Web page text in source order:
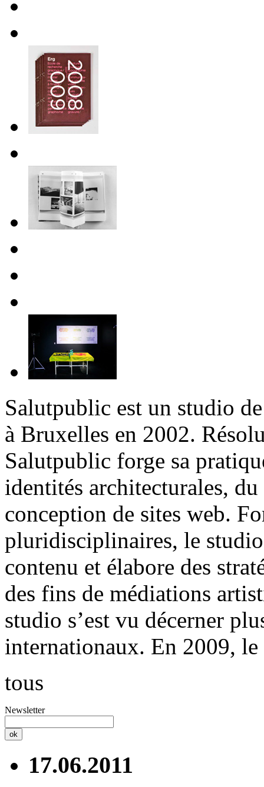
Salutpublic est un studio
à Bruxelles en 2002.
Salutpublic forge sa
identités architecturales, du
conception de sites web.
pluridisciplinaires, le
contenu et élabore des
des fins de médiations
studio s’est vu décerner
internationaux. En 2009,
tous
Newsletter
17.06.2011